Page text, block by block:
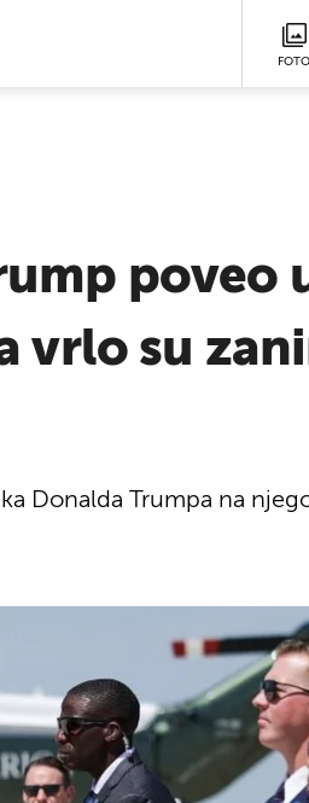
FOTO
poveo
vrlo su
Donalda Trumpa na